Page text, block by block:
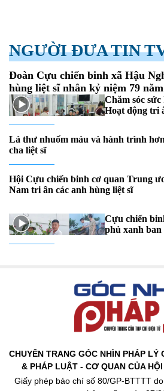
CHUYÊN TRANG GÓC NHÌN PHÁP LÝ
& PHÁP LUẬT - CƠ QUAN CỦA
Giấy phép báo chí số 80/GP-BTTTT